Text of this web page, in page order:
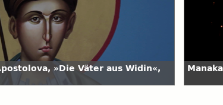
»Die Väter aus Widin«,